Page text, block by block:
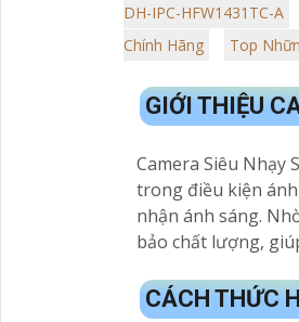
DH-IPC-HFW1431TC-A
Chính Hãng
Top
GIỚI THIỆU
Camera Siêu Nhạy
trong điều kiện
nhận ánh sáng.
bảo chất lượng,
CÁCH THỨC